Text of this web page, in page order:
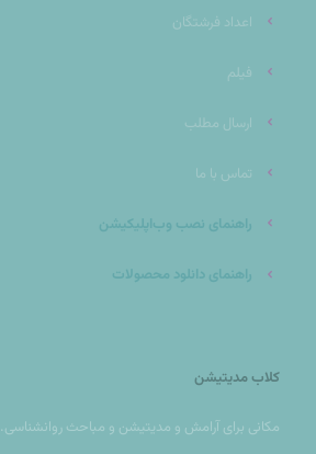
اعداد فرشتگان
فیلم
ارسال مطلب
تماس با ما
راهنمای نصب وب‌اپلیکیشن
راهنمای دانلود محصولات
کلاب مدیتیشن
مکانی براى آرامش و مديتيشن و مباحث روانشناسی.